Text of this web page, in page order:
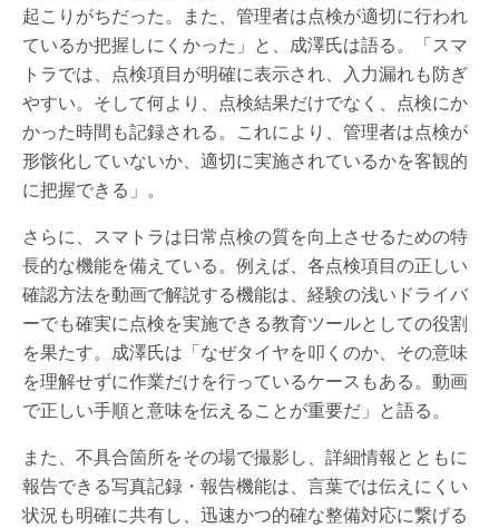
起こりがちだった。また、管理者は点検が適切に行われ
ているか把握しにくかった」と、成澤氏は語る。「スマ
トラでは、点検項目が明確に表示され、入力漏れも防ぎ
やすい。そして何より、点検結果だけでなく、点検にか
かった時間も記録される。これにより、管理者は点検が
形骸化していないか、適切に実施されているかを客観的
に把握できる」。
さらに、スマトラは日常点検の質を向上させるための特
長的な機能を備えている。例えば、各点検項目の正しい
確認方法を動画で解説する機能は、経験の浅いドライバ
ーでも確実に点検を実施できる教育ツールとしての役割
を果たす。成澤氏は「なぜタイヤを叩くのか、その意味
を理解せずに作業だけを行っているケースもある。動画
で正しい手順と意味を伝えることが重要だ」と語る。
また、不具合箇所をその場で撮影し、詳細情報とともに
報告できる写真記録・報告機能は、言葉では伝えにくい
状況も明確に共有し、迅速かつ的確な整備対応に繋げる